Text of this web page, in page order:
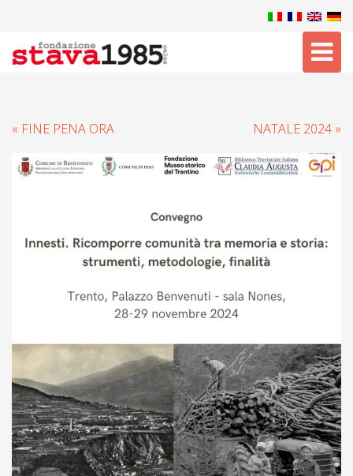
« FINE PENA ORA NATALE 2024 »